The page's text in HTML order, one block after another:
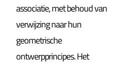
associatie, met behoud van
verwijzing naar hun
geometrische
ontwerpprincipes. Het